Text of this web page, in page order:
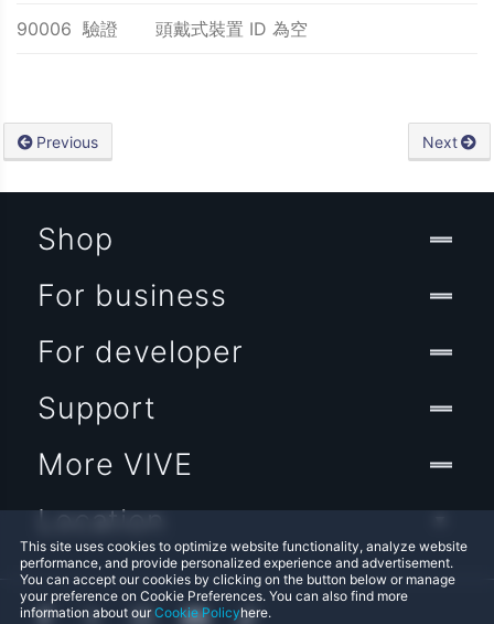
90006 驗證 頭戴式裝置 ID 為空
Previous Next
This site uses cookies to optimize website functionality, analyze website
performance, and provide personalized experience and advertisement.
You can accept our cookies by clicking on the button below or manage
your preference on Cookie Preferences. You can also find more
information about ourCookie Policyhere.
Shop
For business
For developer
Support
More VIVE
Location